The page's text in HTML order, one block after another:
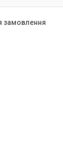
замовлення